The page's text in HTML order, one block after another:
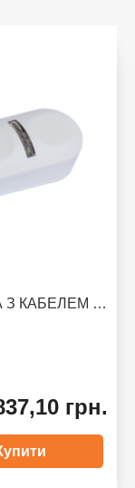
РЕГУЛЯТОР СВІТЛА З КАБЕЛЕМ CORD DIMMER
грн.